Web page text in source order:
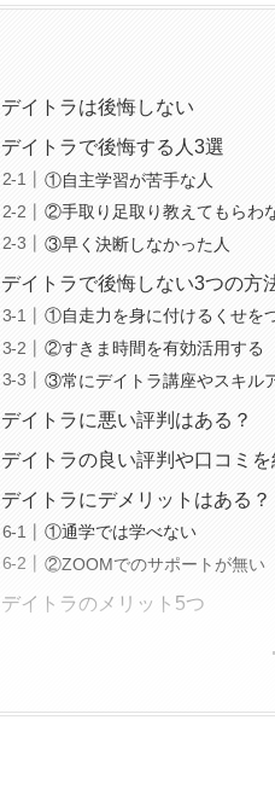
デイトラは後悔しない
デイトラで後悔する人3選
①自主学習が苦手な人
②手取り足取り教えてもらわ
③早く決断しなかった人
デイトラで後悔しない3つの方
①自走力を身に付けるくせを
②すきま時間を有効活用する
③常にデイトラ講座やスキル
デイトラに悪い評判はある？
デイトラの良い評判や口コミを
デイトラにデメリットはある？
①通学では学べない
②ZOOMでのサポートが無い
デイトラのメリット5つ